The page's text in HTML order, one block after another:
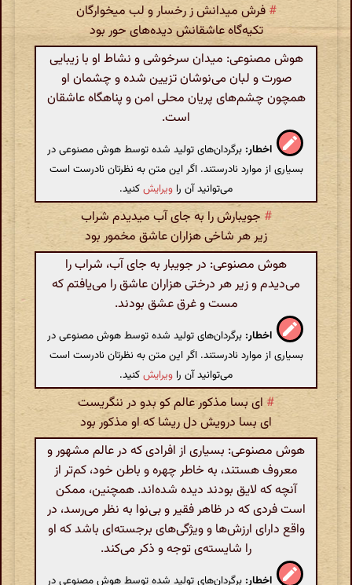
# فرش میدانش ز رخسار و لب میخوارگان
تکیه‌گاه عاشقانش دیده‌های حور بود
هوش مصنوعی: میدان سرخوشی و نشاط او با زیبایی
صورت و لبان می‌نوشان تزیین شده و چشمان او
همچون چشم‌های پریان محلی امن و پناهگاه عاشقان
است.
اخطار: برگردان‌های تولید شده توسط هوش مصنوعی در
بسیاری از موارد نادرستند. اگر این متن به نظرتان نادرست است
می‌توانید آن را ویرایشکنید.
# جویبارش را به جای آب میدیدم شراب
زیر هر شاخی هزاران عاشق مخمور بود
هوش مصنوعی: در جویبار به جای آب، شراب را
می‌دیدم و زیر هر درختی هزاران عاشق را می‌یافتم که
مست و غرق عشق بودند.
اخطار: برگردان‌های تولید شده توسط هوش مصنوعی در
بسیاری از موارد نادرستند. اگر این متن به نظرتان نادرست است
می‌توانید آن را ویرایشکنید.
# ای بسا مذکور عالم کو بدو در ننگریست
ای بسا درویش دل ریشا که او مذکور بود
هوش مصنوعی: بسیاری از افرادی که در عالم مشهور و
معروف هستند، به خاطر چهره و باطن خود، کم‌تر از
آنچه که لایق بودند دیده شده‌اند. همچنین، ممکن
است فردی که در ظاهر فقیر و بی‌نوا به نظر می‌رسد، در
واقع دارای ارزش‌ها و ویژگی‌های برجسته‌ای باشد که او
را شایسته‌ی توجه و ذکر می‌کند.
اخطار: برگردان‌های تولید شده توسط هوش مصنوعی در